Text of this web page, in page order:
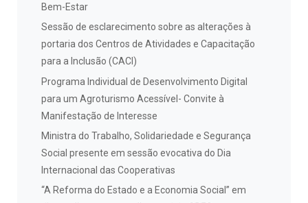
Bem-Estar
Sessão de esclarecimento sobre as alterações à
portaria dos Centros de Atividades e Capacitação
para a Inclusão (CACI)
Programa Individual de Desenvolvimento Digital
para um Agroturismo Acessível- Convite à
Manifestação de Interesse
Ministra do Trabalho, Solidariedade e Segurança
Social presente em sessão evocativa do Dia
Internacional das Cooperativas
“A Reforma do Estado e a Economia Social” em